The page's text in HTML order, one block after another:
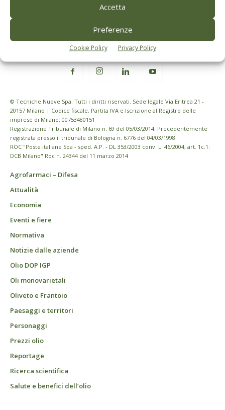
Accetta
Preferenze
Cookie Policy Privacy Policy
© Tecniche Nuove Spa. Tutti i diritti riservati. Sede legale Via Eritrea 21 -
20157 Milano | Codice fiscale, Partita IVA e Iscrizione al Registro delle
imprese di Milano: 00753480151
Registrazione Tribunale di Milano n. 69 del 05/03/2014. Precedentemente
registrata presso il tribunale di Bologna n. 6776 del 04/03/1998
ROC "Poste italiane Spa - sped. A.P. - DL 353/2003 conv. L. 46/2004, art. 1c.1:
DCB Milano" Roc n. 24344 del 11 marzo 2014
Agrofarmaci – Difesa
Attualità
Economia
Eventi e fiere
Normativa
Notizie dalle aziende
Olio DOP IGP
Oli monovarietali
Oliveto e Frantoio
Paesaggi e territori
Personaggi
Prezzi olio
Reportage
Ricerca scientifica
Salute e benefici dell’olio